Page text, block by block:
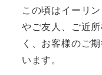
この頃はイーリ
やご友人、ご近
く、お客様のご
います。